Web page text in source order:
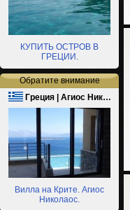
КУПИТЬ ОСТРОВ В
ГРЕЦИИ.
Обратите внимание
Греция | Агиос Ник…
Вилла на Крите. Агиос
Николаос.